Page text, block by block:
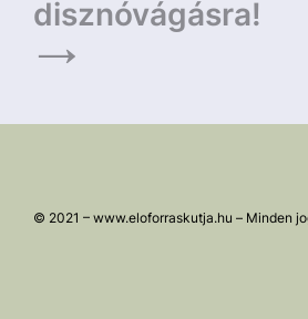
disznóvágásra!
© 2021 – www.eloforraskutja.hu – Minden